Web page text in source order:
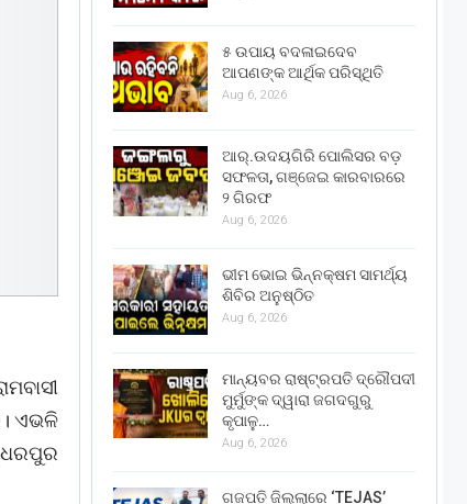
ଏଭଳି
୫ ଉପାୟ ବଦଳାଇଦେବ
ଆପଣଙ୍କ ଆର୍ଥିକ ପରିସ୍ଥିତି
Aug 6, 2026
ଆର୍.ଉଦୟଗିରି ପୋଲିସର ବଡ଼
ସଫଳତା, ଗଞ୍ଜେଇ କାରବାରରେ
୨ ଗିରଫ
Aug 6, 2026
ଭୀମ ଭୋଇ ଭିନ୍ନକ୍ଷମ ସାମର୍ଥ୍ୟ
ଶିବିର ଅନୁଷ୍ଠିତ
Aug 6, 2026
ମାନ୍ୟବର ରାଷ୍ଟ୍ରପତି ଦ୍ରୌପଦୀ
ମୁର୍ମୁଙ୍କ ଦ୍ୱାରା ଜଗଦଗୁରୁ
କୃପାଳୁ…
Aug 6, 2026
ଗଜପତି ଜିଲ୍ଲାରେ ‘TEJAS’